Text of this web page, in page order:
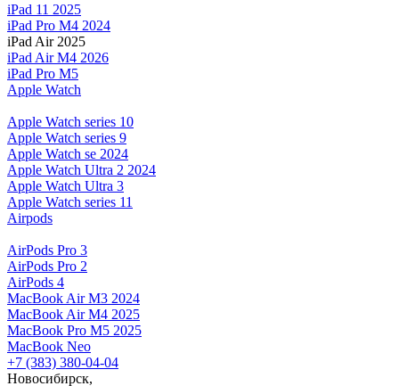
iPad 11 2025
iPad Pro M4 2024
iPad Air 2025
iPad Air M4 2026
iPad Pro M5
Apple Watch
Apple Watch series 10
Apple Watch series 9
Apple Watch se 2024
Apple Watch Ultra 2 2024
Apple Watch Ultra 3
Apple Watch series 11
Airpods
AirPods Pro 3
AirPods Pro 2
AirPods 4
MacBook Air M3 2024
MacBook Air M4 2025
MacBook Pro M5 2025
MacBook Neo
+7 (383) 380-04-04
Новосибирск,